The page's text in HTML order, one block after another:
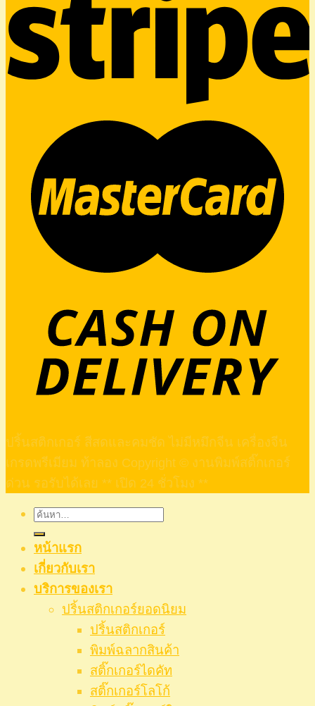
ปริ้นสติกเกอร์ สีสดและคมชัด ไม่มีหมึกจีน เครื่องจีน
เกรดพรีเมียม ท้าลอง Copyright © งานพิมพ์สติ๊กเกอร์
ด่วน รอรับได้เลย ** เปิด 24 ชั่วโมง **
ค้นหา:
หน้าแรก
เกี่ยวกับเรา
บริการของเรา
ปริ้นสติกเกอร์ยอดนิยม
ปริ้นสติกเกอร์
พิมพ์ฉลากสินค้า
สติ๊กเกอร์ไดคัท
สติ๊กเกอร์โลโก้